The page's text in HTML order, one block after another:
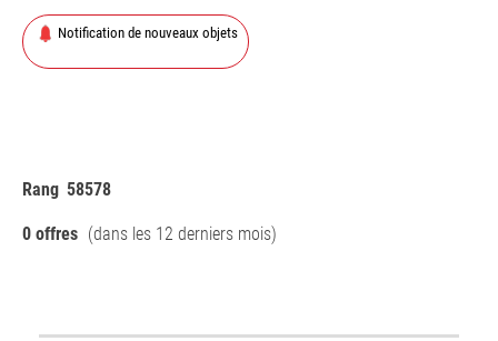
Notification de nouveaux objets
Rang 58578
0 offres (dans les 12 derniers mois)